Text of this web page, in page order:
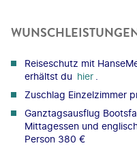
Reiseschutz mit
erhältst du hier
Zuschlag Einzelzimmer
Ganztagsausflug
Mittagessen und
Person 380 €